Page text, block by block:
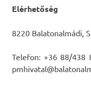
Elérhetőség
8220 Balatonalmádi,
Telefon: +36 88/438